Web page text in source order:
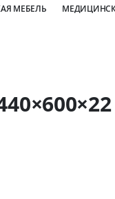
МЕБЕЛЬ